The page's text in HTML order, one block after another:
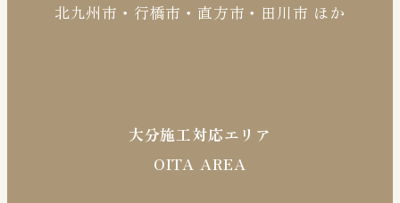
北九州市・行橋市・直方市・田川市 ほか
大分施工対応エリア
OITA AREA